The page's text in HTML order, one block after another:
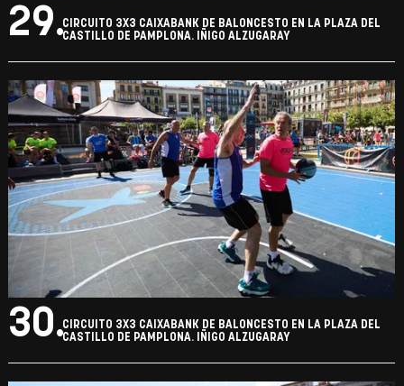
29.CIRCUITO 3X3 CAIXABANK DE BALONCESTO EN LA PLAZA DEL
CASTILLO DE PAMPLONA. IÑIGO ALZUGARAY
30.CIRCUITO 3X3 CAIXABANK DE BALONCESTO EN LA PLAZA DEL
CASTILLO DE PAMPLONA. IÑIGO ALZUGARAY